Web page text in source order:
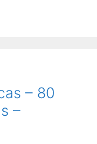
– 80
–